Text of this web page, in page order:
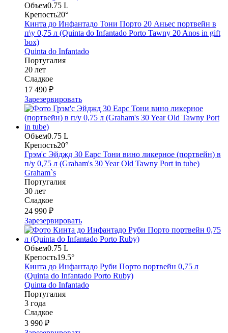
Объем0.75 L
Крепость20°
Кинта до Инфантадо Тони Порто 20 Аньес портвейн в
п\у 0,75 л (Quinta do Infantado Porto Tawny 20 Anos in gift
box)
Quinta do Infantado
Португалия
20 лет
Сладкое
17 490 ₽
Зарезервировать
Объем0.75 L
Крепость20°
Грэм'с Эйджд 30 Еарс Тони вино ликерное (портвейн) в
п/у 0,75 л (Graham's 30 Year Old Tawny Port in tube)
Graham`s
Португалия
30 лет
Сладкое
24 990 ₽
Зарезервировать
Объем0.75 L
Крепость19.5°
Кинта до Инфантадо Руби Порто портвейн 0,75 л
(Quinta do Infantado Porto Ruby)
Quinta do Infantado
Португалия
3 года
Сладкое
3 990 ₽